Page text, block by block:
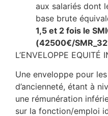
aux salariés dont
base brute
1,5 et 2 fois le
(42500€/
L’ENVELOPPE EQUITÉ
Une enveloppe pour
d’ancienneté, étant à
une rémunération
sur la fonction/emploi